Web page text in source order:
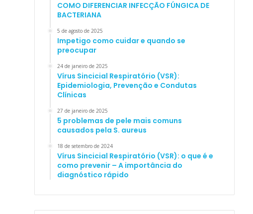
COMO DIFERENCIAR INFECÇÃO FÚNGICA DE
BACTERIANA
5 de agosto de 2025
Impetigo como cuidar e quando se
preocupar
24 de janeiro de 2025
Vírus Sincicial Respiratório (VSR):
Epidemiologia, Prevenção e Condutas
Clínicas
27 de janeiro de 2025
5 problemas de pele mais comuns
causados pela S. aureus
18 de setembro de 2024
Vírus Sincicial Respiratório (VSR): o que é e
como prevenir – A importância do
diagnóstico rápido